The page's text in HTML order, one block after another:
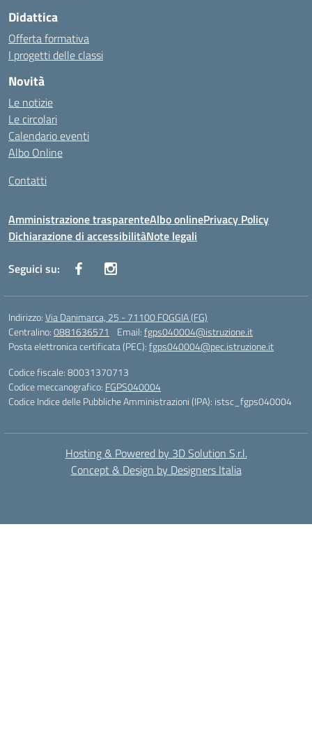
Didattica
Offerta formativa
I progetti delle classi
Novità
Le notizie
Le circolari
Calendario eventi
Albo Online
Contatti
Amministrazione trasparenteAlbo onlinePrivacy Policy
Dichiarazione di accessibilitàNote legali
Seguici su:
Indirizzo:Via Danimarca, 25 - 71100 FOGGIA (FG)
Centralino:0881636571 Email:fgps040004@istruzione.it
Posta elettronica certificata (PEC):fgps040004@pec.istruzione.it
Codice fiscale: 80031370713
Codice meccanografico: FGPS040004
Codice Indice delle Pubbliche Amministrazioni (IPA): istsc_fgps040004
Hosting & Powered by 3D Solution S.r.l.
Concept & Design by Designers Italia